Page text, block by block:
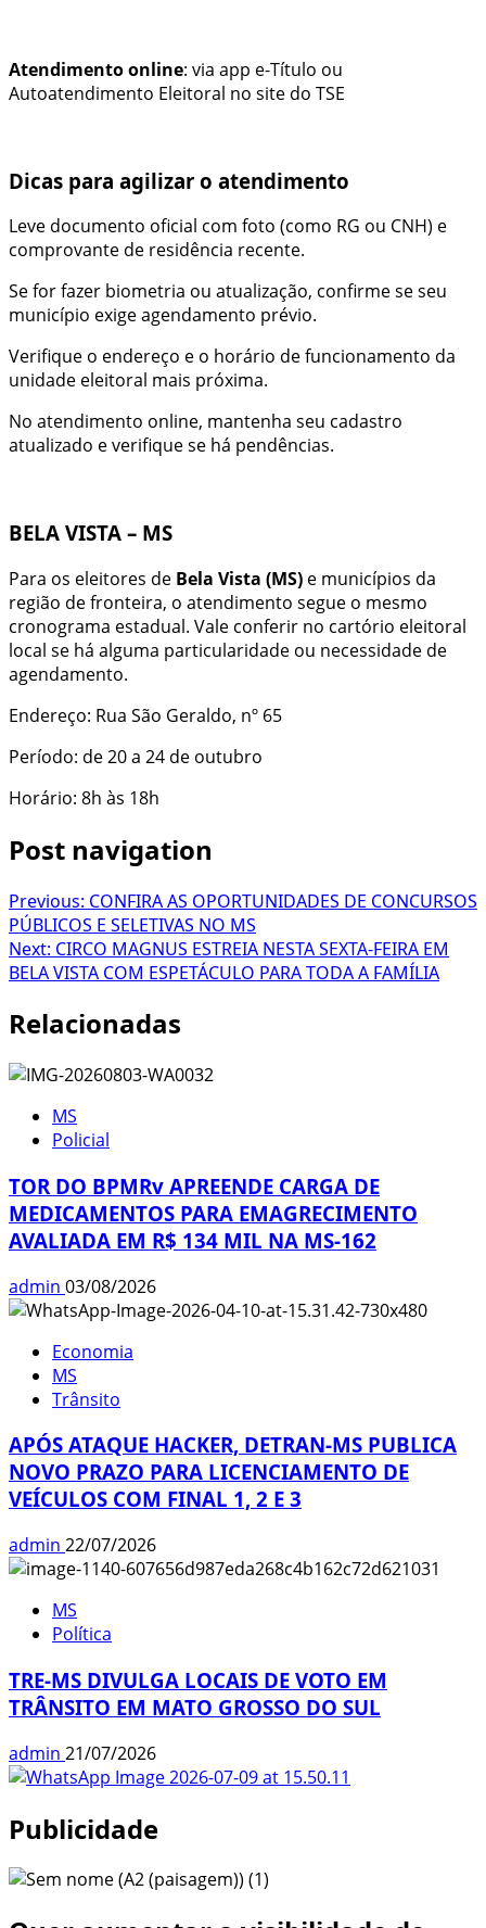
Atendimento online: via app e-Título ou
Autoatendimento Eleitoral no site do TSE
Dicas para agilizar o atendimento
Leve documento oficial com foto (como RG ou CNH) e
comprovante de residência recente.
Se for fazer biometria ou atualização, confirme se seu
município exige agendamento prévio.
Verifique o endereço e o horário de funcionamento da
unidade eleitoral mais próxima.
No atendimento online, mantenha seu cadastro
atualizado e verifique se há pendências.
BELA VISTA – MS
Para os eleitores de Bela Vista (MS) e municípios da
região de fronteira, o atendimento segue o mesmo
cronograma estadual. Vale conferir no cartório eleitoral
local se há alguma particularidade ou necessidade de
agendamento.
Endereço: Rua São Geraldo, nº 65
Período: de 20 a 24 de outubro
Horário: 8h às 18h
Post navigation
Previous: CONFIRA AS OPORTUNIDADES DE CONCURSOS
PÚBLICOS E SELETIVAS NO MS
Next: CIRCO MAGNUS ESTREIA NESTA SEXTA-FEIRA EM
BELA VISTA COM ESPETÁCULO PARA TODA A FAMÍLIA
Relacionadas
MS
Policial
TOR DO BPMRv APREENDE CARGA DE
MEDICAMENTOS PARA EMAGRECIMENTO
AVALIADA EM R$ 134 MIL NA MS-162
admin 03/08/2026
Economia
MS
Trânsito
APÓS ATAQUE HACKER, DETRAN-MS PUBLICA
NOVO PRAZO PARA LICENCIAMENTO DE
VEÍCULOS COM FINAL 1, 2 E 3
admin 22/07/2026
MS
Política
TRE-MS DIVULGA LOCAIS DE VOTO EM
TRÂNSITO EM MATO GROSSO DO SUL
admin 21/07/2026
Publicidade